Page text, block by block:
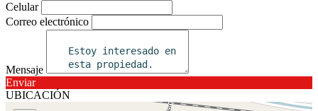
Celular
Correo electrónico
Mensaje
Enviar
UBICACIÓN